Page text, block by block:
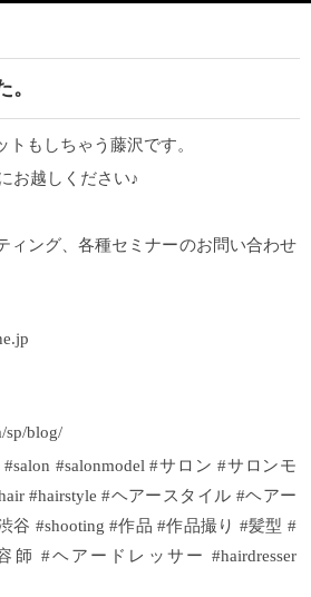
もしちゃう藤沢です。
お越しください♪
ィング、各種セミナーのお問い合わせ
sp/blog/
#salonmodel #サロン #サロンモ
#hairstyle #ヘアースタイル #ヘアー
谷 #shooting #作品 #作品撮り #髪型 #
#ヘアードレッサー #hairdresser